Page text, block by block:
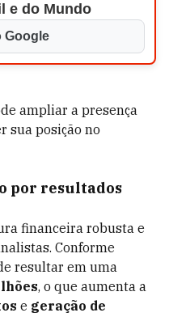
e do Mundo
Google
ampliar a presença
sua posição no
por resultados
financeira robusta e
Conforme
resultar em uma
, o que aumenta a
e geração de